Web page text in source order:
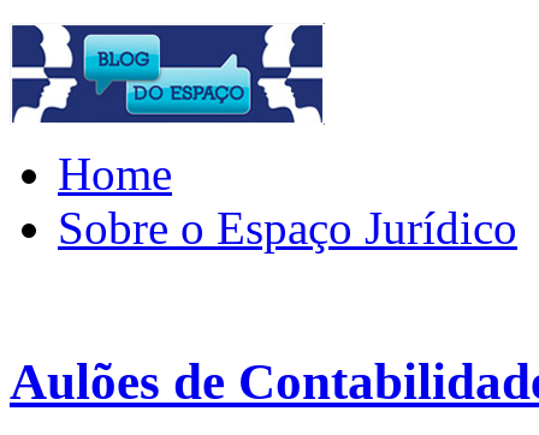
Home
Sobre o Espaço Jurídico
Aulões de